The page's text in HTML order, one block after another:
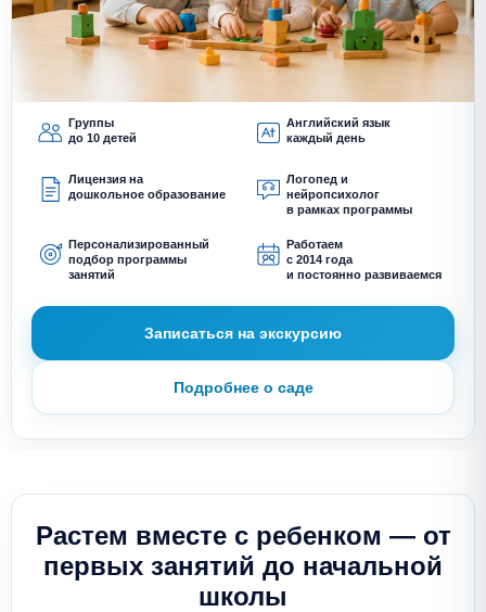
Группы
до 10 детей
Английский язык
каждый день
Лицензия на
дошкольное образование
Логопед и
нейропсихолог
в рамках программы
Персонализированный
подбор программы
занятий
Работаем
с 2014 года
и постоянно развиваемся
Записаться на экскурсию
Подробнее о саде
Растем вместе с ребенком —от
первых занятий до начальной
школы